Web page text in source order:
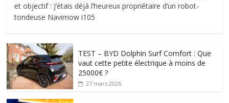
et objectif : J’étais déjà l’heureux propriétaire d’un robot-
tondeuse Navimow i105
TEST – BYD Dolphin Surf Comfort : Que
vaut cette petite électrique à moins de
25000€ ?
27 mars 2026